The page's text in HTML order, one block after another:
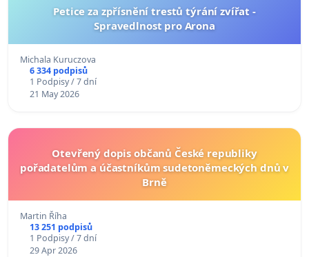
Petice za zpřísnění trestů týrání zvířat -
Spravedlnost pro Arona
Michala Kuruczova
6 334 podpisů
1 Podpisy / 7 dní
21 May 2026
Otevřený dopis občanů České republiky
pořadatelům a účastníkům sudetoněmeckých dnů v
Brně
Martin Říha
13 251 podpisů
1 Podpisy / 7 dní
29 Apr 2026